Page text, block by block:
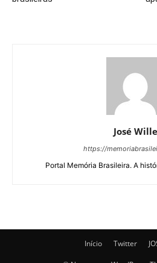
José Wille
https://
Portal Memória Brasileira. A
Início Twitter